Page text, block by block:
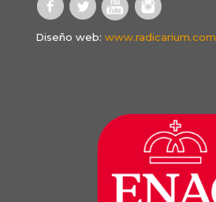
Diseño web: www.radicarium.com